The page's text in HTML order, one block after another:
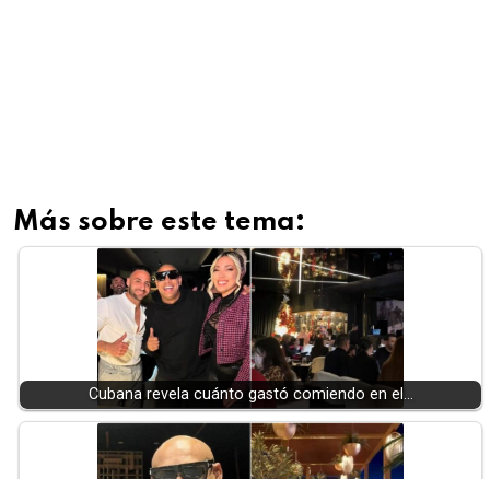
Más sobre este tema:
Cubana revela cuánto gastó comiendo en el…